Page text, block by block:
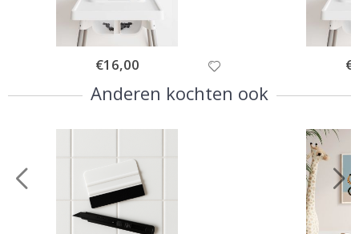
Special
Price
€16,00
Anderen kochten ook